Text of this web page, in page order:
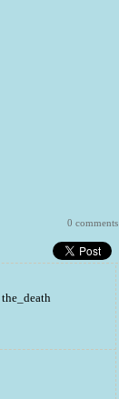
0 comments
the_death